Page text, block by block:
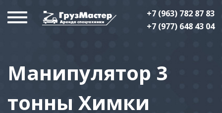
+7 (963) 782 87 83
+7 (977) 648 43 04
Манипулятор 3
тонны Химки